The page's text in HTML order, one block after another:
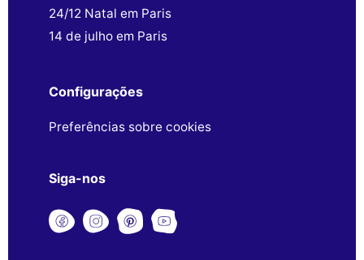
24/12 Natal em Paris
14 de julho em Paris
Configurações
Preferências sobre cookies
Siga-nos